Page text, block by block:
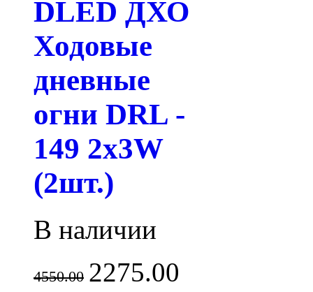
DLED ДХО
Ходовые
дневные
огни DRL -
149 2x3W
(2шт.)
В наличии
4550.00 2275.00